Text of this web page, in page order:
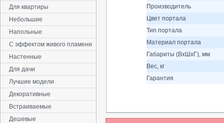
Производитель
Цвет портала
Тип портала
Материал портала
Габариты (ВхШхГ), мм
Вес, кг
Гарантия
Для квартиры
Небольшие
Напольные
С эффектом живого пламени
Настенные
Для дачи
Лучшие модели
Декоративные
Встраиваемые
Дешевые